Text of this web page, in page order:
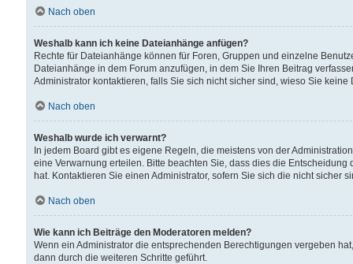
Nach oben
Weshalb kann ich keine Dateianhänge anfügen?
Rechte für Dateianhänge können für Foren, Gruppen und einzelne
Dateianhänge in dem Forum anzufügen, in dem Sie Ihren Beitrag
Administrator kontaktieren, falls Sie sich nicht sicher sind, wieso Sie
Nach oben
Weshalb wurde ich verwarnt?
In jedem Board gibt es eigene Regeln, die meistens von der
eine Verwarnung erteilen. Bitte beachten Sie, dass dies die
hat. Kontaktieren Sie einen Administrator, sofern Sie sich die nicht sicher
Nach oben
Wie kann ich Beiträge den Moderatoren melden?
Wenn ein Administrator die entsprechenden Berechtigungen vergeben
dann durch die weiteren Schritte geführt.